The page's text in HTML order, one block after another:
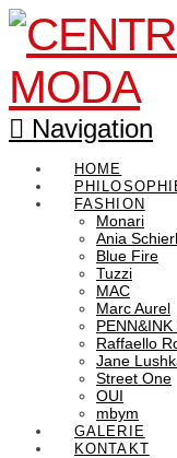
Navigation
HOME
FASHION
Monari
Ania
Blue Fire
Tuzzi
MAC
Marc Aurel
PENN&INK
Raffaello
Jane
Street One
OUI
mbym
GALERIE
KONTAKT